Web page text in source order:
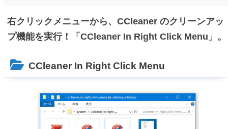
右クリックメニューから、CCleaner のクリーンアッ
プ機能を実行！「CCleaner In Right Click Menu」。
CCleaner In Right Click Menu